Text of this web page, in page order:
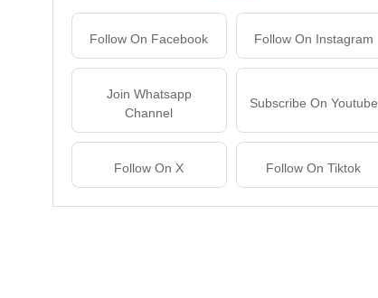
Follow On Instagram
Follow On Facebook
Subscribe On Youtube
Join Whatsapp
Channel
Follow On Tiktok
Follow On X